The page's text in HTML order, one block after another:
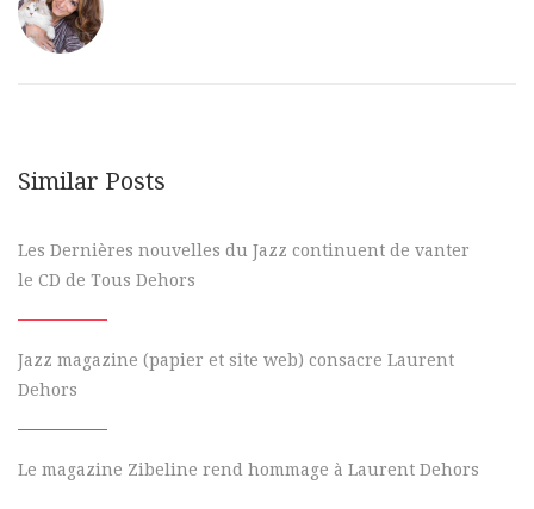
Similar Posts
Les Dernières nouvelles du Jazz continuent de vanter
le CD de Tous Dehors
Jazz magazine (papier et site web) consacre Laurent
Dehors
Le magazine Zibeline rend hommage à Laurent Dehors